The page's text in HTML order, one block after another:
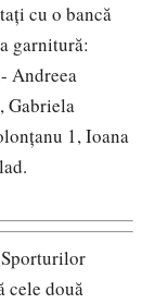
cu o bancă
garnitură:
Andreea
Gabriela
1, Ioana
cele două